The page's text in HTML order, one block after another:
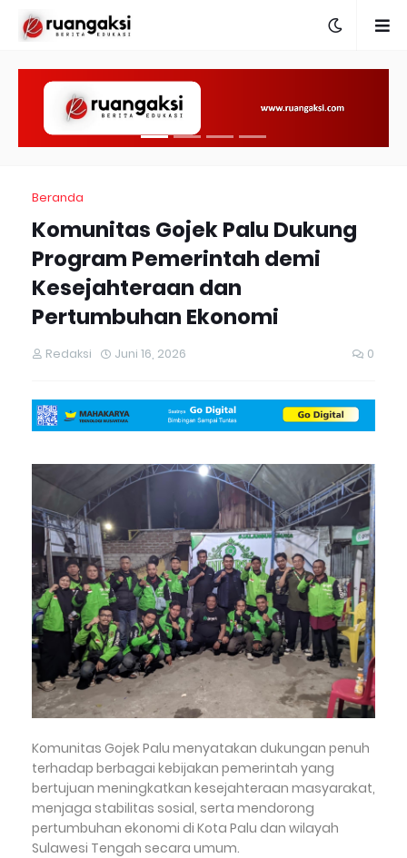
Beranda
Komunitas Gojek Palu Dukung
Program Pemerintah demi
Kesejahteraan dan
Pertumbuhan Ekonomi
Redaksi Juni 16, 2026 0
Komunitas Gojek Palu menyatakan dukungan penuh
terhadap berbagai kebijakan pemerintah yang
bertujuan meningkatkan kesejahteraan masyarakat,
menjaga stabilitas sosial, serta mendorong
pertumbuhan ekonomi di Kota Palu dan wilayah
Sulawesi Tengah secara umum.